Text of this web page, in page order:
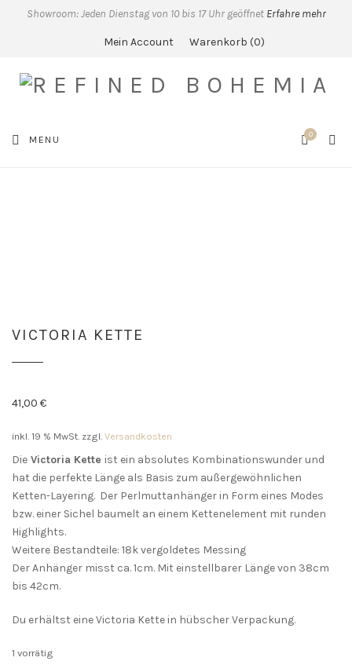
Showroom: Jeden Dienstag von 10 bis 17 Uhr geöffnet Erfahre mehr
Mein Account Warenkorb 0
MENU 0
VICTORIA KETTE
41,00 €
inkl. 19 % MwSt. zzgl. Versandkosten
Die Victoria Kette ist ein absolutes Kombinationswunder und
hat die perfekte Länge als Basis zum außergewöhnlichen
Ketten-Layering. Der Perlmuttanhänger in Form eines Modes
bzw. einer Sichel baumelt an einem Kettenelement mit runden
Highlights.
Weitere Bestandteile: 18k vergoldetes Messing
Der Anhänger misst ca. 1cm. Mit einstellbarer Länge von 38cm
bis 42cm.
Du erhältst eine Victoria Kette in hübscher Verpackung.
1 vorrätig